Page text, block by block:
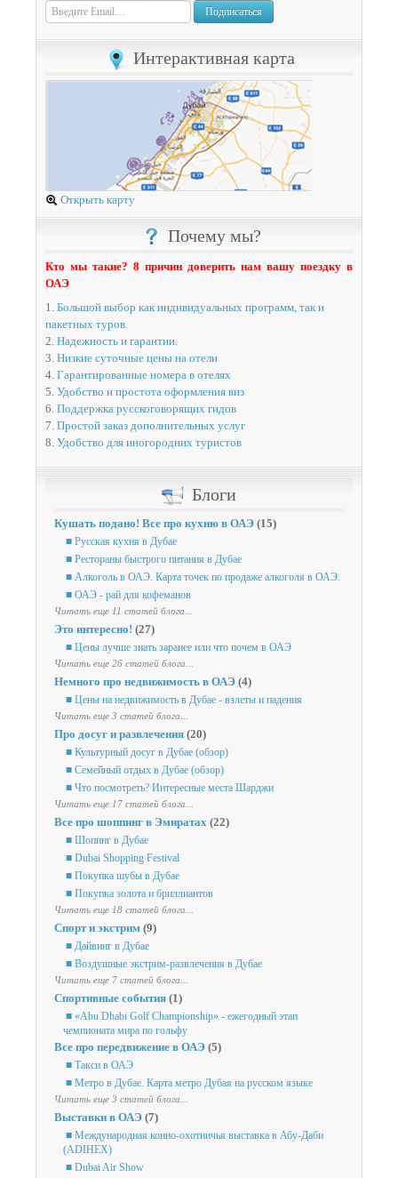
Подписаться
Интерактивная карта
Открыть карту
Почему мы?
Кто мы такие? 8 причин доверить нам вашу поездку в
ОАЭ
1. Большой выбор как индивидуальных программ, так и
пакетных туров.
2. Надежность и гарантии.
3. Низкие суточные цены на отели
4. Гарантированные номера в отелях
5. Удобство и простота оформления виз
6. Поддержка русскоговорящих гидов
7. Простой заказ дополнительных услуг
8. Удобство для иногородних туристов
Блоги
Кушать подано! Все про кухню в ОАЭ (15)
■ Русская кухня в Дубае
■ Рестораны быстрого питания в Дубае
■ Алкоголь в ОАЭ. Карта точек по продаже алкоголя в ОАЭ.
■ ОАЭ - рай для кофеманов
Читать еще 11 статей блога...
Это интересно! (27)
■ Цены лучше знать заранее или что почем в ОАЭ
Читать еще 26 статей блога...
Немного про недвижимость в ОАЭ (4)
■ Цены на недвижимость в Дубае - взлеты и падения
Читать еще 3 статей блога...
Про досуг и развлечения (20)
■ Культурный досуг в Дубае (обзор)
■ Семейный отдых в Дубае (обзор)
■ Что посмотреть? Интересные места Шарджи
Читать еще 17 статей блога...
Все про шоппинг в Эмиратах (22)
■ Шопинг в Дубае
■ Dubai Shopping Festival
■ Покупка шубы в Дубае
■ Покупка золота и бриллиантов
Читать еще 18 статей блога...
Спорт и экстрим (9)
■ Дайвинг в Дубае
■ Воздушные экстрим-развлечения в Дубае
Читать еще 7 статей блога...
Спортивные события (1)
■ «Abu Dhabi Golf Championship» - ежегодный этап
чемпионата мира по гольфу
Все про передвижение в ОАЭ (5)
■ Такси в ОАЭ
■ Метро в Дубае. Карта метро Дубая на русском языке
Читать еще 3 статей блога...
Выставки в ОАЭ (7)
■ Международная конно-охотничья выставка в Абу-Даби
(ADIHEX)
■ Dubai Air Show